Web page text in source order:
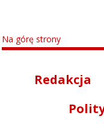
Na górę strony
Redakcja